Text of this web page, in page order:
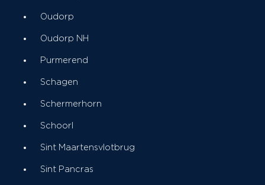
Oudorp
Oudorp NH
Purmerend
Schagen
Schermerhorn
Schoorl
Sint Maartensvlotbrug
Sint Pancras